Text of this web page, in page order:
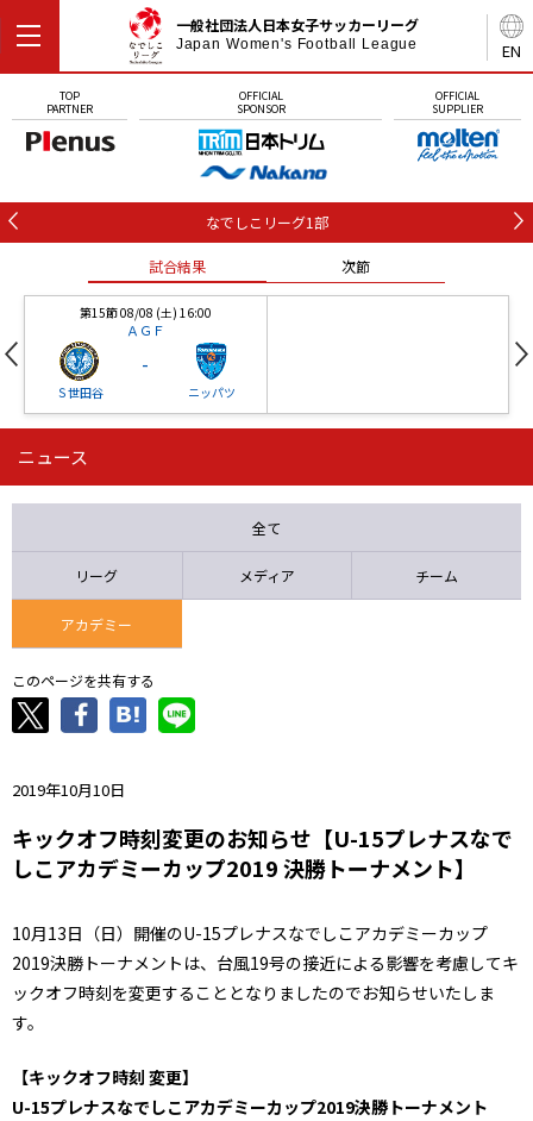
EN
一般社団法人日本女子サッカーリーグ
Japan Women's Football League
TOP
PARTNER
OFFICIAL
SPONSOR
OFFICIAL
SUPPLIER
なでしこリーグ1部
試合結果 次節
第15節 08/08 (土) 16:00
ＡＧＦ
Ｓ世田谷
-
ニッパツ
第16節 09/05 (土) 15:00
ニッパツ 石人の星
ニュース
全て
リーグ メディア チーム
アカデミー
このページを共有する
2019年10月10日
キックオフ時刻変更のお知らせ【U-15プレナスなで
しこアカデミーカップ2019 決勝トーナメント】
10月13日（日）開催のU-15プレナスなでしこアカデミーカップ
2019決勝トーナメントは、台風19号の接近による影響を考慮してキ
ックオフ時刻を変更することとなりましたのでお知らせいたしま
す。
【キックオフ時刻 変更】
U-15プレナスなでしこアカデミーカップ2019決勝トーナメント